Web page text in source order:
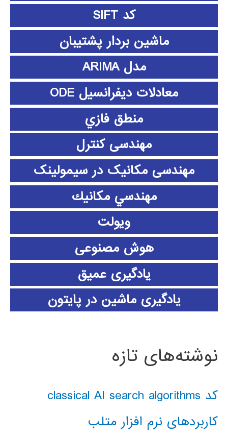
کد SIFT
ماشین بردار پشتیبان
مدل ARIMA
معادلات دیفرانسیل ODE
منطق فازي
مهندسی کنترل
مهندسی مکانیک در سیمولینک
مهندسي مكانيك
ویولت
هوش مصنوعی
یادگیری عمیق
یادگیری ماشین در پایتون
نوشته‌های تازه
کد classical AI search algorithms
کاربردهای نرم افزار متلب